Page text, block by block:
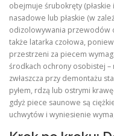
obejmuje śrubokręty
nasadowe lub płaskie (w
odizolowywania przewodów
także latarka czołowa,
przestrzeni za piecem
środkach ochrony osobistej
zwłaszcza przy demontażu
pyłem, rdzą lub ostrymi
gdyż piece saunowe są
uchwytów i wyniesienie